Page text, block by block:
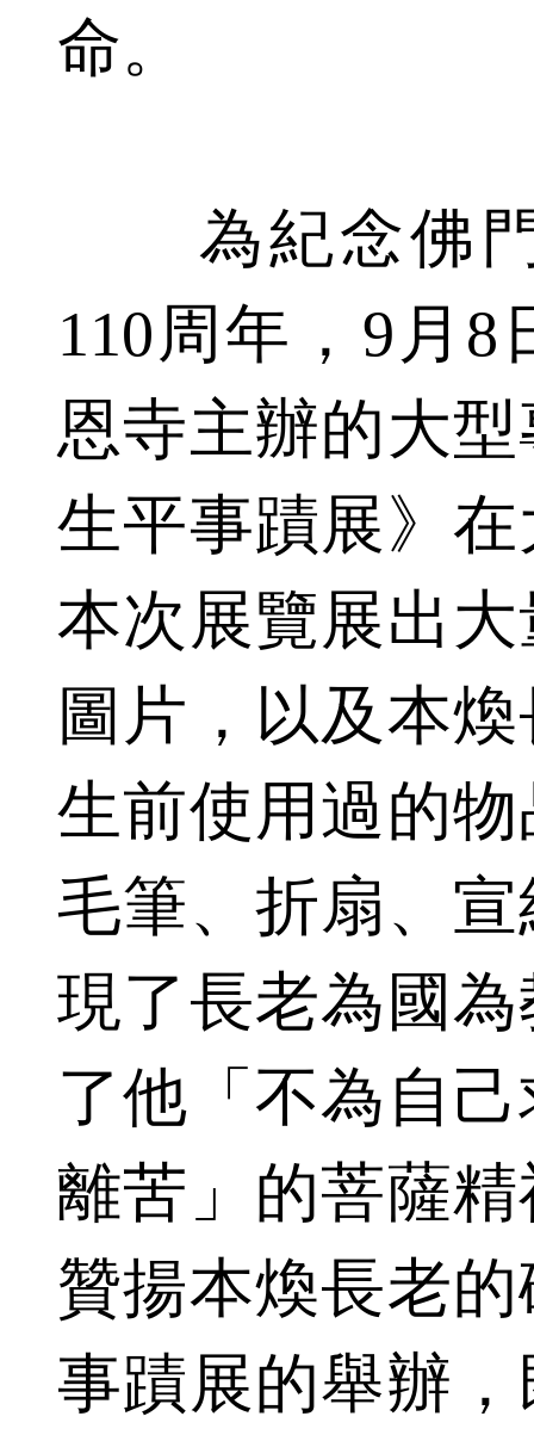
命。
為紀念佛門
110周年，9月
恩寺主辦的大
生平事蹟展》
本次展覽展出
圖片，以及本
生前使用過的
毛筆、折扇、
現了長老為國
了他「不為自
離苦」的菩薩
贊揚本煥長老
事蹟展的舉辦